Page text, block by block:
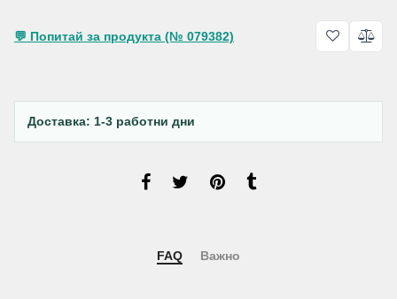
💬 Попитай за продукта (№ 079382)
Доставка: 1-3 работни дни
FAQ Важно